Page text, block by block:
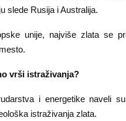
slede Rusija i Australija.
unije, najviše zlata se
vrši istraživanja?
i energetike naveli
istraživanja zlata.